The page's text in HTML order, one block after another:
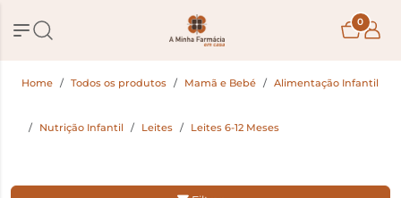
0
Home Todos os produtos Mamã e Bebé Alimentação Infantil
Nutrição Infantil Leites Leites 6-12 Meses